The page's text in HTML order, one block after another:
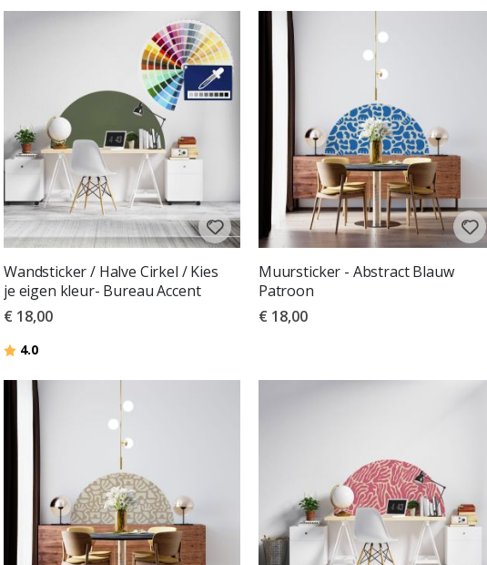
naar
hoog
sorteren
Wandsticker / Halve Cirkel / Kies
je eigen kleur- Bureau Accent
€ 18,00
Beoordeling:
4.0
Muursticker - Abstract Blauw
Patroon
€ 18,00